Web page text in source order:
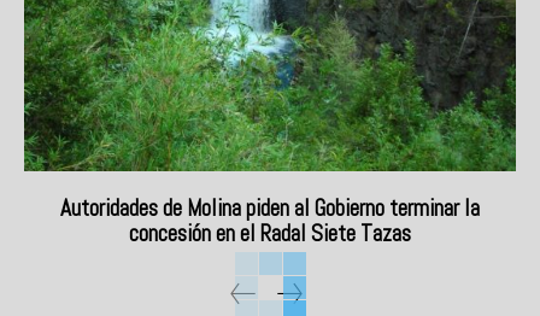
Autoridades de Molina piden al Gobierno terminar la
concesión en el Radal Siete Tazas